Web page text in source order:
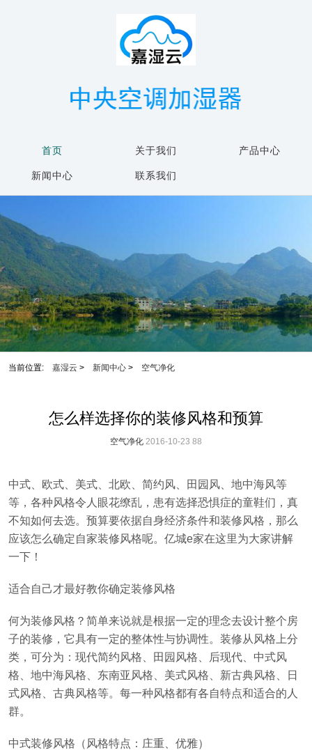
首页 关于我们 产品中心
新闻中心 联系我们
当前位置: 嘉湿云 > 新闻中心 > 空气净化
怎么样选择你的装修风格和预算
空气净化 2016-10-23 88
中式、欧式、美式、北欧、简约风、田园风、地中海风等
等，各种风格令人眼花缭乱，患有选择恐惧症的童鞋们，真
不知如何去选。预算要依据自身经济条件和装修风格，那么
应该怎么确定自家装修风格呢。亿城e家在这里为大家讲解
一下！
适合自己才最好教你确定装修风格
何为装修风格？简单来说就是根据一定的理念去设计整个房
子的装修，它具有一定的整体性与协调性。装修从风格上分
类，可分为：现代简约风格、田园风格、后现代、中式风
格、地中海风格、东南亚风格、美式风格、新古典风格、日
式风格、古典风格等。每一种风格都有各自特点和适合的人
群。
中式装修风格（风格特点：庄重、优雅）